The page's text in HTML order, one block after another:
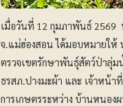
เมื่อวันที่ 12 กุมภาพันธ์ 2569
จ.แม่ฮ่องสอน ได้มอบหมายให้
ตรวจเขตรักษาพันธุ์สัตว์ป่าลุ่ม
ธรสภ.ปางมะผ้า และ เจ้าหน้
การเกษตรระหว่าง บ้านหนอง